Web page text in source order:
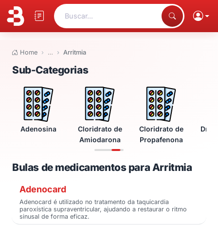
Buscar...
Home … Arritmia
Bulas de medicamentos para
Sub-Categorias
Adenosina
Cloridrato de
Amiodarona
Cloridrato de
Propafenona
Bulas de medicamentos para Arritmia
Adenocard
Adenocard é utilizado no tratamento da taquicardia
paroxística supraventricular, ajudando a restaurar o ritmo
sinusal de forma eficaz.